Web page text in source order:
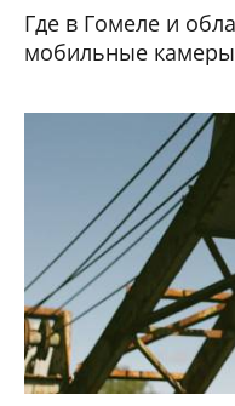
Где в Гомеле и
мобильные камеры